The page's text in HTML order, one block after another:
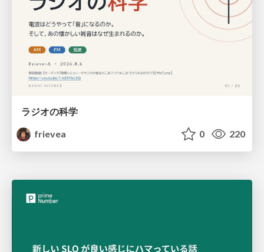
ラジオの科学
frievea
0 220